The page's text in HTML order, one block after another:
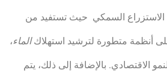
السمكي حيث تستفيد من
على أنظمة متطورة لترشيد استهلاكالماء،
الاقتصادي. بالإضافة إلى ذلك، يتم